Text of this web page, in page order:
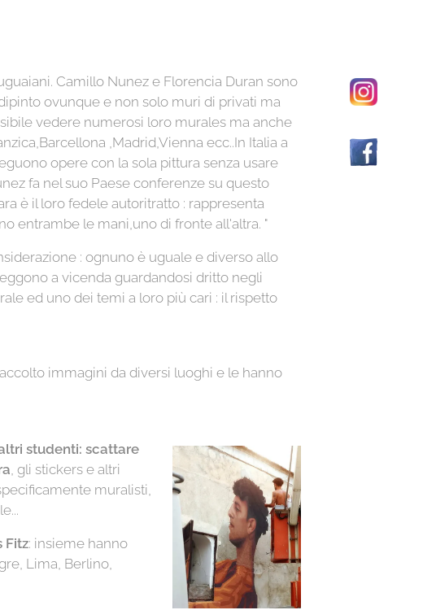
Camillo Nunez e Florencia Duran sono
ovunque e non solo muri di privati ma
vedere numerosi loro murales ma anche
,Madrid,Vienna ecc..In Italia a
opere con la sola pittura senza usare
fa nel suo Paese conferenze su questo
è il loro fedele autoritratto : rappresenta
entrambe le mani,uno di fronte all'altra. "
: ognuno è uguale e diverso allo
a vicenda guardandosi dritto negli
ed uno dei temi a loro più cari : il rispetto
immagini da diversi luoghi e le hanno
studenti: scattare
, gli stickers e altri
muralisti,
Fitz: insieme hanno
Lima, Berlino,